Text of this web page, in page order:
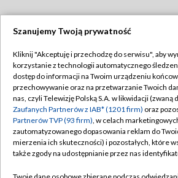
TVP
Abonament TVP
Emisja w TVP
Centrum informacji TVP
Naziemna Telewizja Cyfrowa
Regulamin TVP
Polityka
Moje zgody
Pomoc
Szanujemy Twoją prywatność
Kliknij "Akceptuję i przechodzę do serwisu", aby
korzystanie z technologii automatycznego
dostęp do informacji na Twoim urządzeniu
przechowywanie oraz na przetwarzanie Twoich
nas, czyli Telewizję Polską S.A. w likwidacji (zwaną
Zaufanych Partnerów z IAB* (1201 firm) oraz
Partnerów TVP (93 firm), w celach
zautomatyzowanego dopasowania reklam do
mierzenia ich skuteczności) i pozostałych, które
także zgody na udostępnianie przez nas